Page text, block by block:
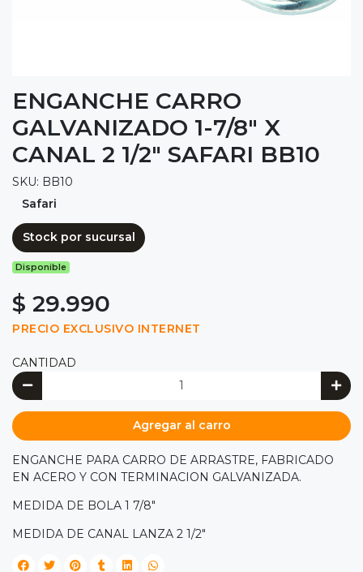
ENGANCHE CARRO
GALVANIZADO 1-7/8" X
CANAL 2 1/2" SAFARI BB10
SKU: BB10
Safari
Stock por sucursal
Disponible
$ 29.990
PRECIO EXCLUSIVO INTERNET
CANTIDAD
Agregar al carro
ENGANCHE PARA CARRO DE ARRASTRE, FABRICADO
EN ACERO Y CON TERMINACION GALVANIZADA.
MEDIDA DE BOLA 1 7/8"
MEDIDA DE CANAL LANZA 2 1/2"